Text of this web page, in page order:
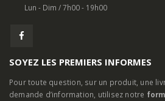
Lun - Dim / 7h00 - 19h00
SOYEZ LES PREMIERS INFORMES
Pour toute question, sur un produit, une
demande d’information, utilisez notre